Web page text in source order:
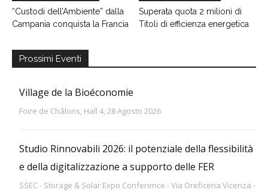
“Custodi dell’Ambiente” dalla
Campania conquista la Francia
Superata quota 2 milioni di
Titoli di efficienza energetica
Prossimi Eventi
Village de la Bioéconomie
Foire de Châlons, Hall 4, 28 Agosto 2026
Studio Rinnovabili 2026: il potenziale della flessibilità
e della digitalizzazione a supporto delle FER
SSEC - Storage & Solar Expo Conference - Via Oreficeria Vicenza -